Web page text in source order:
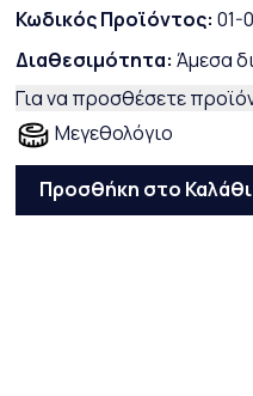
Κωδικός Προϊόντος: 01-
Διαθεσιμότητα: Άμεσα
Για να προσθέσετε
Μεγεθολόγιο
Προσθήκη στο Καλάθι